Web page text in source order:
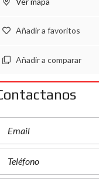
Añadir a favoritos
Añadir a comparar